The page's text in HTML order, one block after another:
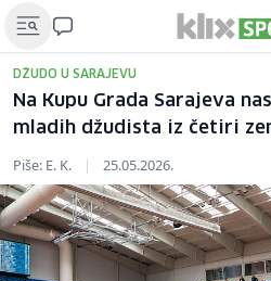
DŽUDO U SARAJEVU
Na Kupu Grada Sarajeva
mladih džudista iz četiri
Piše: E. K. | 25.05.2026.